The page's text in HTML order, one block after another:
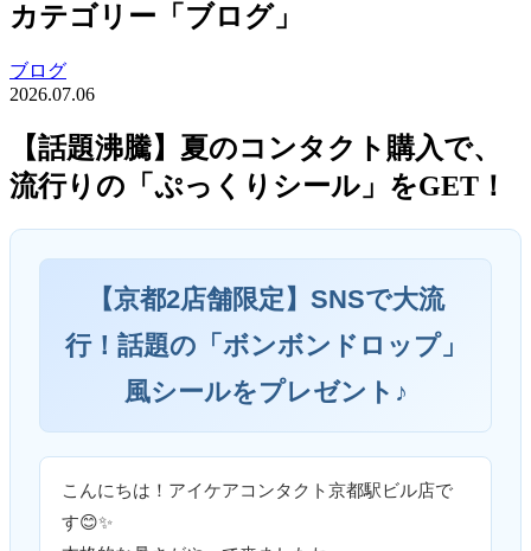
カテゴリー「ブログ」
ブログ
2026.07.06
【話題沸騰】夏のコンタクト購入で、
流行りの「ぷっくりシール」をGET！
【京都2店舗限定】SNSで大流
行！話題の「ボンボンドロップ」
風シールをプレゼント♪
こんにちは！アイケアコンタクト京都駅ビル店で
す😊✨